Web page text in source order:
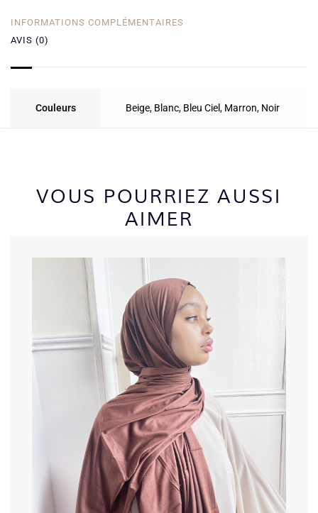
INFORMATIONS COMPLÉMENTAIRES
AVIS (0)
Couleurs Beige, Blanc, Bleu Ciel, Marron, Noir
VOUS POURRIEZ AUSSI
AIMER